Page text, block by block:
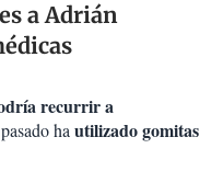
a Adrián
recurrir a
hautilizado gomitas